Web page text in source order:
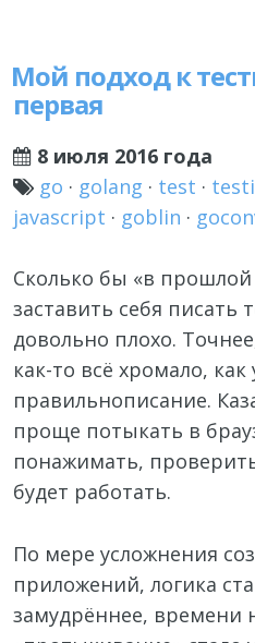
Мой подход к
первая
8 июля 2016 года
go · golang · test ·
javascript · goblin ·
Сколько бы «в
заставить себя писать
довольно плохо.
как-то всё хромало,
правильнописание.
проще потыкать в
понажимать,
будет работать.
По мере усложнения
приложений, логика
замудрённее, времени